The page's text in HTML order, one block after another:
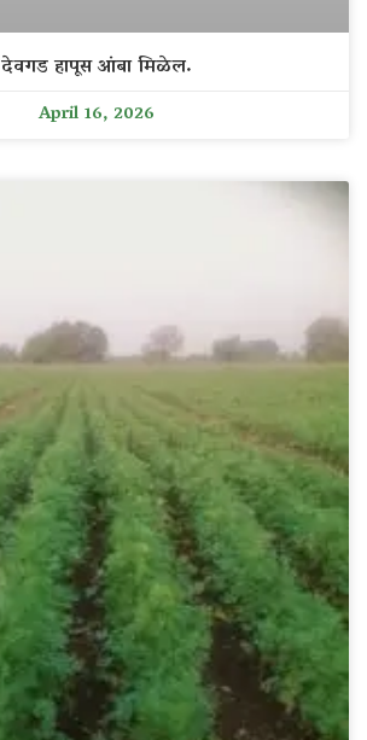
देवगड हापूस आंबा मिळेल.
April 16, 2026